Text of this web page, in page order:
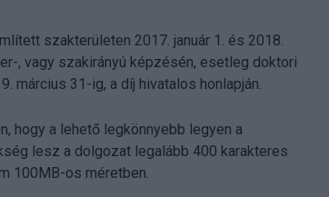
szakterületen 2017. január 1. és 2018.
, vagy szakirányú képzésén, esetleg doktori
március 31-ig, a díj hivatalos honlapján.
hogy a lehető legkönnyebb legyen a
lesz a dolgozat legalább 400 karakteres
100MB-os méretben.